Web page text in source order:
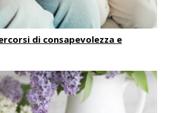
di consapevolezza e